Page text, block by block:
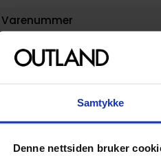
Samtykke
Denne nettsiden bruker
Varenummer
Vekt (Kg) :
Opprinnelsesland :
Serie
Forfattere